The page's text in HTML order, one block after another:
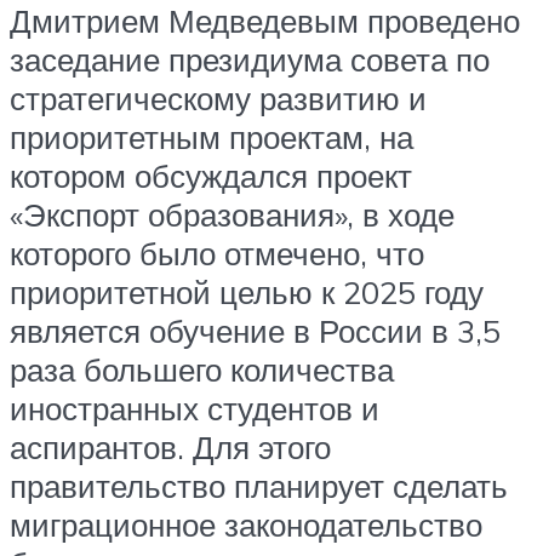
Дмитрием Медведевым проведено
заседание президиума совета по
стратегическому развитию и
приоритетным проектам, на
котором обсуждался проект
«Экспорт образования», в ходе
которого было отмечено, что
приоритетной целью к 2025 году
является обучение в России в 3,5
раза большего количества
иностранных студентов и
аспирантов. Для этого
правительство планирует сделать
миграционное законодательство